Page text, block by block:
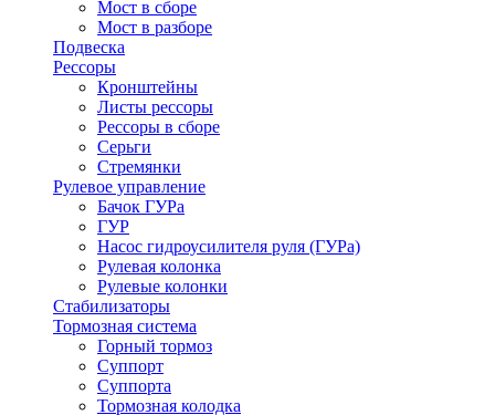
Мост в сборе
Мост в разборе
Подвеска
Рессоры
Кронштейны
Листы рессоры
Рессоры в сборе
Серьги
Стремянки
Рулевое управление
Бачок ГУРа
ГУР
Насос гидроусилителя руля (ГУРа)
Рулевая колонка
Рулевые колонки
Стабилизаторы
Тормозная система
Горный тормоз
Суппорт
Суппорта
Тормозная колодка